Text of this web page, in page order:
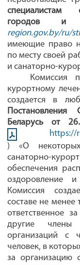
специалистам
городов и
region.gov.by/ru/
имеющие право
по месту своей
и санаторно-
Комиссия
курортному
создается в
Постановления
Беларусь
https://
) «О
санаторно-
обеспечения
оздоровление и
Комиссия
составе не менее
ответственное
другие члены
организаций с
человек, в
за организацию